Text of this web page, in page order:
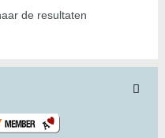
de resultaten